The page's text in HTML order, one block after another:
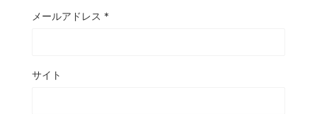
メールアドレス *
サイト